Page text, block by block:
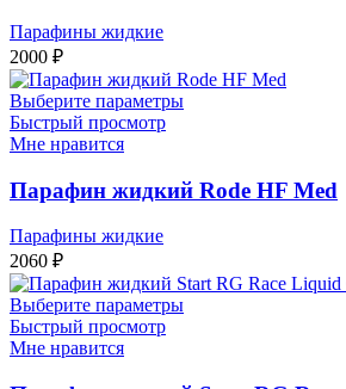
Парафины жидкие
2000 ₽
Выберите параметры
Быстрый просмотр
Мне нравится
Парафин жидкий Rode HF Med
Парафины жидкие
2060 ₽
Выберите параметры
Быстрый просмотр
Мне нравится